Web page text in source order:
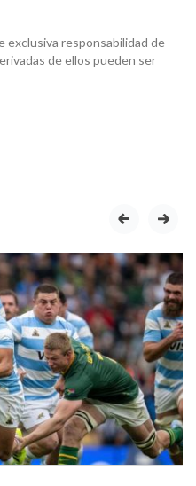
exclusiva responsabilidad de
de ellos pueden ser
prev next